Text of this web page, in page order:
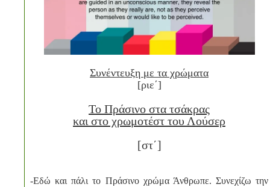
Συνέντευξη με τα χρώματα
[ριε΄]
Το Πράσινο στα τσάκρας
και στο χρωμοτέστ του Λούσερ
[στ΄]
-Εδώ και πάλι το Πράσινο χρώμα Άνθρωπε. Συνεχίζω την